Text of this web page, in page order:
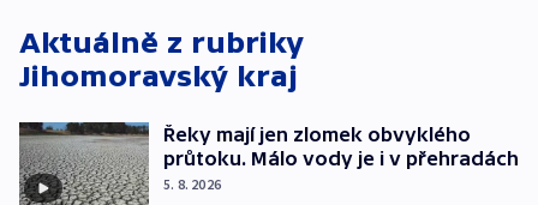
Aktuálně z rubriky
Jihomoravský kraj
Řeky mají jen zlomek obvyklého
průtoku. Málo vody je i v přehradách
5. 8. 2026